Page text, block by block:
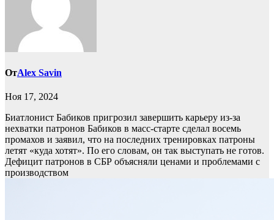
ОтAlex Savin
Ноя 17, 2024
Биатлонист Бабиков пригрозил завершить карьеру из-за
нехватки патронов Бабиков в масс-старте сделал восемь
промахов и заявил, что на последних тренировках патроны
летят «куда хотят». По его словам, он так выступать не готов.
Дефицит патронов в СБР объясняли ценами и проблемами с
производством